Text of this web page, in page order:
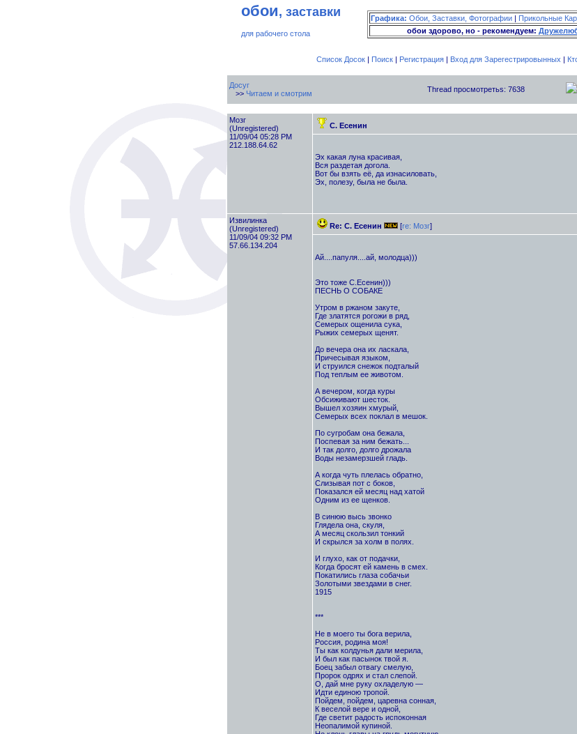
обои, заставки
для рабочего стола
Графика: Обои, Заставки, Фотографии | Прикольные
обои здорово, но - рекомендуем:
Список Досок| Поиск| Регистрация| Вход для Зарегестрировынных |
Досуг
>> Читаем и смотрим Thread просмотретьs: 7638
Мозг
(Unregistered)
11/09/04 05:28 PM
212.188.64.62
С. Есенин
Эх какая луна красивая,
Вся раздетая догола.
Вот бы взять её, да изнасиловать,
Эх, полезу, была не была.
Извилинка
(Unregistered)
11/09/04 09:32 PM
57.66.134.204
Re: С. Есенин [re: Мозг]
Ай....папуля....ай, молодца)))
Это тоже С.Есенин)))
ПЕСНЬ О СОБАКЕ
Утром в ржаном закуте,
Где златятся рогожи в ряд,
Семерых ощенила сука,
Рыжих семерых щенят.
До вечера она их ласкала,
Причесывая языком,
И струился снежок подталый
Под теплым ее животом.
А вечером, когда куры
Обсиживают шесток.
Вышел хозяин хмурый,
Семерых всех поклал в мешок.
По сугробам она бежала,
Поспевая за ним бежать...
И так долго, долго дрожала
Воды незамерзшей гладь.
А когда чуть плелась обратно,
Слизывая пот с боков,
Показался ей месяц над хатой
Одним из ее щенков.
В синюю высь звонко
Глядела она, скуля,
А месяц скользил тонкий
И скрылся за холм в полях.
И глухо, как от подачки,
Когда бросят ей камень в смех.
Покатились глаза собачьи
Золотыми звездами в снег.
1915
***
Не в моего ты бога верила,
Россия, родина моя!
Ты как колдунья дали мерила,
И был как пасынок твой я.
Боец забыл отвагу смелую,
Пророк одрях и стал слепой.
О, дай мне руку охладелую —
Идти единою тропой.
Пойдем, пойдем, царевна сонная,
К веселой вере и одной,
Где светит радость испоконная
Неопалимой купиной.